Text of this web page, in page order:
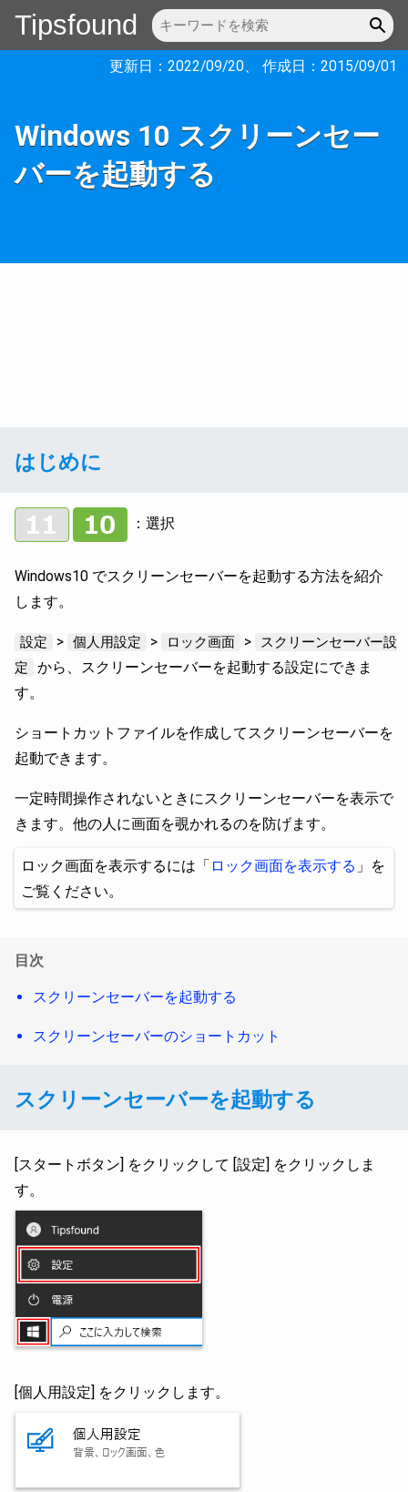
Tipsfound
更新日： 2022/09/20、 作成日： 2015/09/01
Windows 10 スクリーンセー
バーを起動する
はじめに
：選択
Windows10 でスクリーンセーバーを起動する方法を紹介
します。
設定 > 個人用設定 > ロック画面 >
スクリーンセーバー設
定
から、スクリーンセーバーを起動する設定にできま
す。
ショートカットファイルを作成してスクリーンセーバーを
起動できます。
一定時間操作されないときにスクリーンセーバーを表示で
きます。他の人に画面を覗かれるのを防げます。
ロック画面を表示するには「 ロック画面を表示する 」を
ご覧ください。
目次
スクリーンセーバーを起動する
スクリーンセーバーのショートカット
スクリーンセーバーを起動する
[スタートボタン] をクリックして [設定] をクリックしま
す。
[個人用設定] をクリックします。